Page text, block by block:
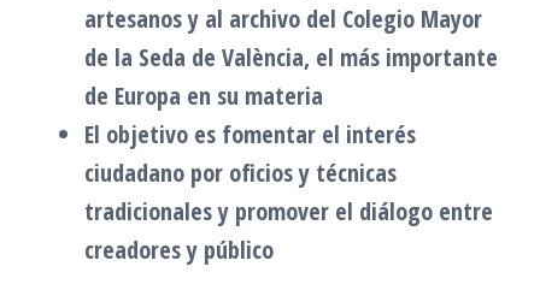
artesanos y al archivo del Colegio Mayor
de la Seda de València, el más importante
de Europa en su materia
El objetivo es fomentar el interés
ciudadano por oficios y técnicas
tradicionales y promover el diálogo entre
creadores y público